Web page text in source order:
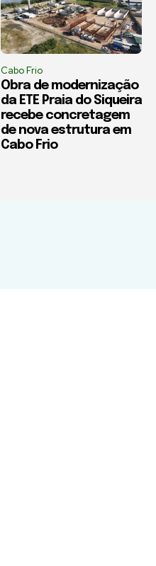
Cabo Frio
Obra de modernização
da ETE Praia do Siqueira
recebe concretagem
de nova estrutura em
Cabo Frio